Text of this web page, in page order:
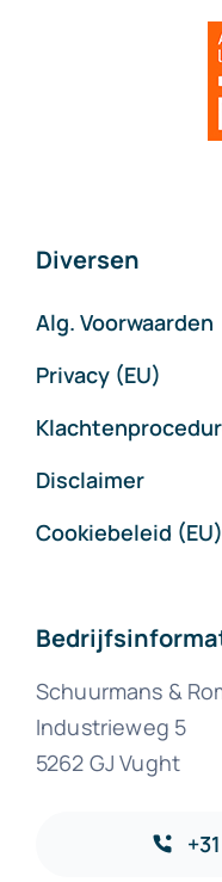
Diversen
Alg. Voorwaarden
Privacy (EU)
Disclaimer
Cookiebeleid (EU)
Schuurmans &
Industrieweg 5
5262 GJ Vught